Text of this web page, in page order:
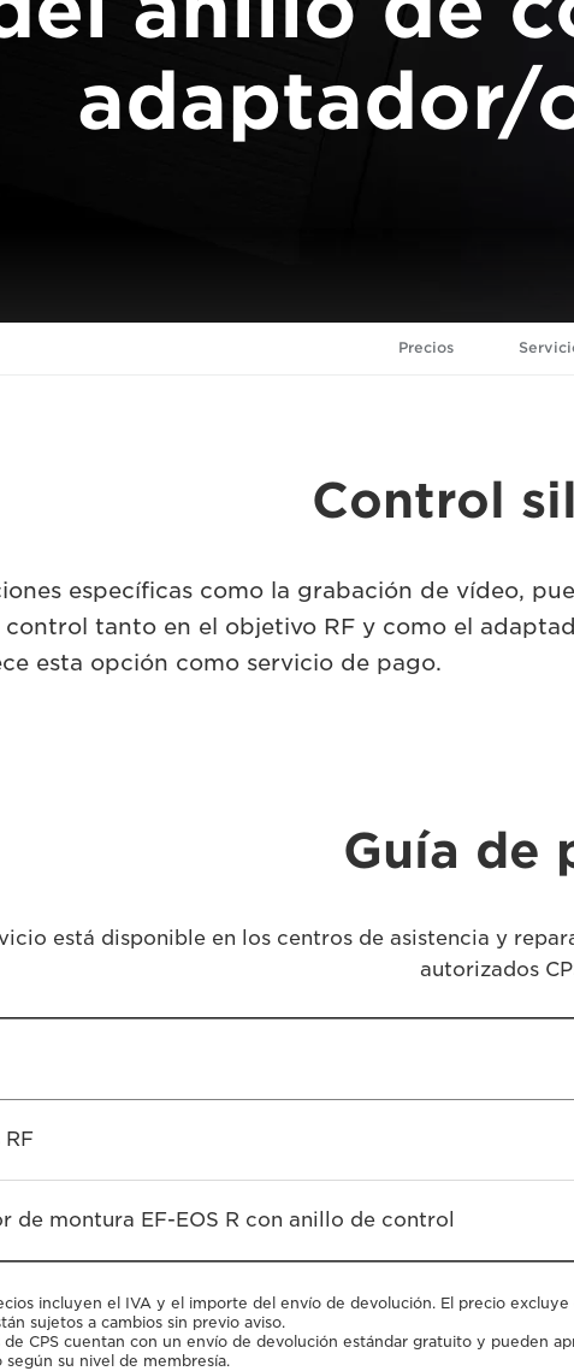
adaptador/
Precios
Control
específicas como la grabación de vídeo,
control tanto en el objetivo RF y como el
esta opción como servicio de pago.
Guía de
está disponible en los centros de asistencia y
autorizados
de montura EF-EOS R con anillo de control
incluyen el IVA y el importe del envío de devolución. El precio
sujetos a cambios sin previo aviso.
de CPS cuentan con un envío de devolución estándar gratuito y pueden
según su nivel de membresía.